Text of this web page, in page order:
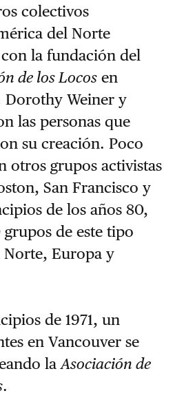
colectivos
del Norte
la fundación del
de los Locosen
Dorothy Weiner y
las personas que
su creación. Poco
otros grupos activistas
San Francisco y
de los años 80,
de este tipo
Europa y
de 1971, un
en Vancouver se
laAsociación de
.